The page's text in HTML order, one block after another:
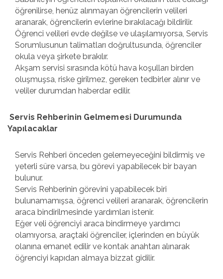
öğrenilirse, henüz alınmayan öğrencilerin velileri
aranarak, öğrencilerin evlerine bırakılacağı bildirilir.
Öğrenci velileri evde değilse ve ulaşılamıyorsa, Servis
Sorumlusunun talimatları doğrultusunda, öğrenciler
okula veya şirkete bırakılır.
Akşam servisi sırasında kötü hava koşulları birden
oluşmuşsa, riske girilmez, gereken tedbirler alınır ve
veliler durumdan haberdar edilir.
Servis Rehberinin Gelmemesi Durumunda
Yapılacaklar
Servis Rehberi önceden gelemeyeceğini bildirmiş ve
yeterli süre varsa, bu görevi yapabilecek bir bayan
bulunur.
Servis Rehberinin görevini yapabilecek biri
bulunamamışsa, öğrenci velileri aranarak, öğrencilerin
araca bindirilmesinde yardımları istenir.
Eğer veli öğrenciyi araca bindirmeye yardımcı
olamıyorsa, araçtaki öğrenciler, içlerinden en büyük
olanına emanet edilir ve kontak anahtarı alınarak
öğrenciyi kapıdan almaya bizzat gidilir.